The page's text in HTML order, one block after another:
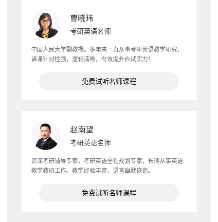
曹晓玮
考研英语名师
中国人民大学副教授。多年来一直从事考研英语教学研究，
讲课针对性强，逻辑清晰，有效提升应试实力！
免费试听名师课程
赵南望
考研英语名师
资深考研辅导专家，考研英语全程规划专家，长期从事英语
教学教研工作。教学经验丰富，语言幽默诙谐。
免费试听名师课程